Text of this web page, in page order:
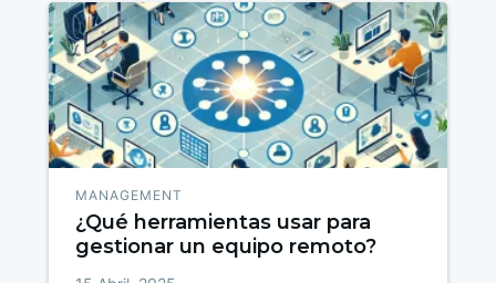
MANAGEMENT
¿Qué herramientas usar para
gestionar un equipo remoto?